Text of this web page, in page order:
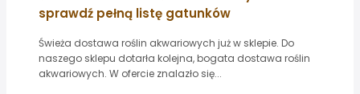
sprawdź pełną listę gatunków
Świeża dostawa roślin akwariowych już w sklepie. Do
naszego sklepu dotarła kolejna, bogata dostawa roślin
akwariowych. W ofercie znalazło się...